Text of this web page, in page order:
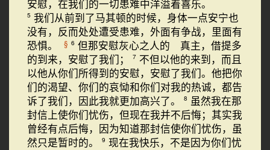
安慰，在我们的一切患难中洋溢着喜乐。
5 我们从前到了马其顿的时候，身体一点安宁也
没有，反而处处遭受患难，外面有争战，里面有
恐惧。
§ 6 但那安慰灰心之人的 真主，借提多
的到来，安慰了我们；
7 不但以他的来到，而且
以他从你们所得到的安慰，安慰了我们。他把你
们的渴望、你们的哀恸和你们对我的热诚，都告
诉了我们，因此我就更加高兴了。
8 虽然我在那
封信上使你们忧伤，但现在我并不后悔；其实我
曾经有点后悔，因为知道那封信使你们忧伤，虽
然只是暂时的。
9 现在我快乐，不是因为你们忧